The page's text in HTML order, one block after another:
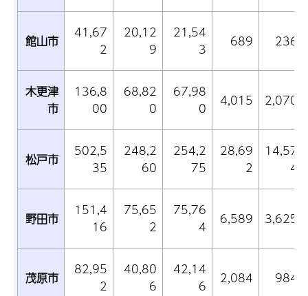
館山市
41,67
2
20,12
9
21,54
3
689 236
木更津
市
136,8
00
68,82
0
67,98
0
4,015 2,070
松戸市
502,5
35
248,2
60
254,2
75
28,69
2
14,57
4
野田市
151,4
16
75,65
2
75,76
4
6,589 3,625
茂原市
82,95
2
40,80
6
42,14
6
2,084 984